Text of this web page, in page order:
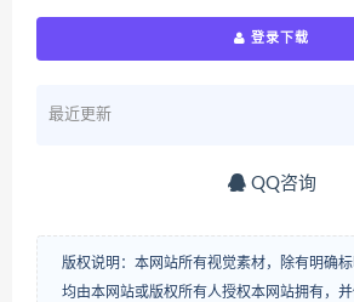
登录下载
最近更新
QQ咨询
版权说明：本网站所有视觉素材，除有明确标
均由本网站或版权所有人授权本网站拥有，